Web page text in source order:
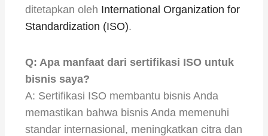
ditetapkan oleh International Organization for
Standardization (ISO).
Q: Apa manfaat dari sertifikasi ISO untuk
bisnis saya?
A: Sertifikasi ISO membantu bisnis Anda
memastikan bahwa bisnis Anda memenuhi
standar internasional, meningkatkan citra dan